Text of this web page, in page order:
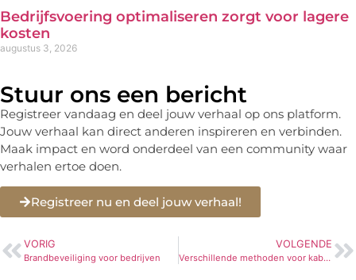
Bedrijfsvoering optimaliseren zorgt voor lagere
kosten
augustus 3, 2026
Stuur ons een bericht
Registreer vandaag en deel jouw verhaal op ons platform.
Jouw verhaal kan direct anderen inspireren en verbinden.
Maak impact en word onderdeel van een community waar
verhalen ertoe doen.
Registreer nu en deel jouw verhaal!
VORIG
Brandbeveiliging voor bedrijven
VOLGENDE
Verschillende methoden voor kabel recycling vergeleken